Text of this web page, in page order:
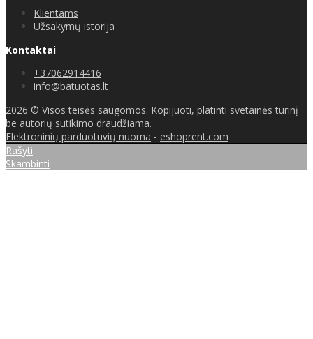
Klientams
Užsakymų istorija
Kontaktai
+37062914416
info@batuotas.lt
2026 © Visos teisės saugomos. Kopijuoti, platinti svetainės turinį
be autorių sutikimo draudžiama.
Elektroninių parduotuvių nuoma - eshoprent.com
Rašyti
Skambinti